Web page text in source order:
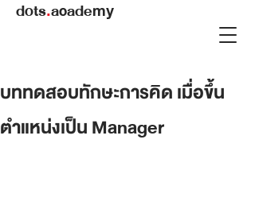
dots.academy
บททดสอบทักษะการคิด เมื่อขึ้น
ตำแหน่งเป็น Manager